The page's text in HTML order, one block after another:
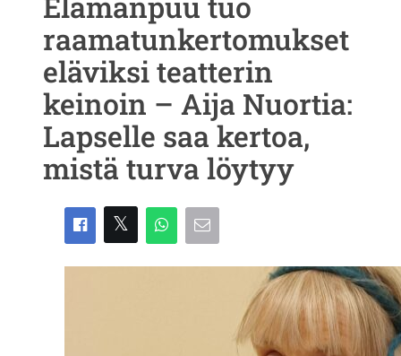
raamatunkertomukset
eläviksi teatterin
keinoin – Aija Nuortia:
Lapselle saa kertoa,
mistä turva löytyy